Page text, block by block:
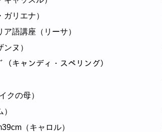
リエナ）
語講座（リーサ）
ヌ）
（キャンディ・スペリング）
クの母）
（キャロル）